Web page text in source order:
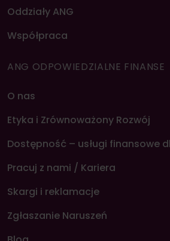
Oddziały ANG
Współpraca
ANG ODPOWIEDZIALNE FINANSE
O nas
Etyka i Zrównoważony Rozwój
Dostępność – usługi finansowe
Pracuj z nami / Kariera
Skargi i reklamacje
Zgłaszanie Naruszeń